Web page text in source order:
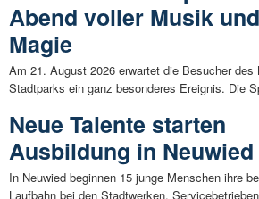
Abend voller Musik und
Magie
Am 21. August 2026 erwartet die Besucher des
Stadtparks ein ganz besonderes Ereignis. Die
Neue Talente starten
Ausbildung in Neuwied
In Neuwied beginnen 15 junge Menschen ihre
Laufbahn bei den Stadtwerken,